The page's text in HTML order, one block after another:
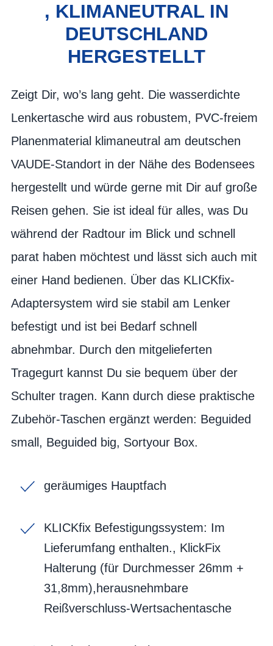
KLIMANEUTRAL IN D
EUTSCHLAND H
ERGESTELLT
Zeigt Dir, wo’s lang geht. Die wasserdichte
Lenkertasche wird aus robustem, PVC-freiem
Planenmaterial klimaneutral am deutschen
VAUDE-Standort in der Nähe des Bodensees
hergestellt und würde gerne mit Dir auf große
Reisen gehen. Sie ist ideal für alles, was Du
während der Radtour im Blick und schnell
parat haben möchtest und lässt sich auch mit
einer Hand bedienen. Über das KLICKfix-
Adaptersystem wird sie stabil am Lenker
befestigt und ist bei Bedarf schnell
abnehmbar. Durch den mitgelieferten
Tragegurt kannst Du sie bequem über der
Schulter tragen. Kann durch diese praktische
Zubehör-Taschen ergänzt werden: Beguided
small, Beguided big, Sortyour Box.
geräumiges Hauptfach
KLICKfix Befestigungssystem: Im
Lieferumfang enthalten., KlickFix
Halterung (für Durchmesser 26mm +
31,8mm),herausnehmbare
Reißverschluss-Wertsachentasche